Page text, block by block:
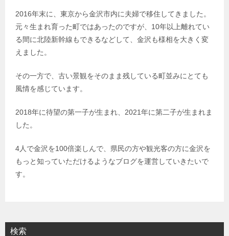
2016年末に、東京から金沢市内に夫婦で移住してきました。
元々生まれ育った町ではあったのですが、10年以上離れてい
る間に北陸新幹線もできるなどして、金沢も様相を大きく変
えました。
その一方で、古い景観をそのまま残している町並みにとても
風情を感じています。
2018年に待望の第一子が生まれ、2021年に第二子が生まれま
した。
4人で金沢を100倍楽しんで、県民の方や観光客の方に金沢を
もっと知っていただけるようなブログを運営していきたいで
す。
検索